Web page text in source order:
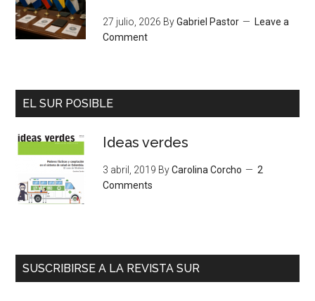
27 julio, 2026 ByGabriel Pastor
Leave a
Comment
EL SUR POSIBLE
Ideas verdes
3 abril, 2019 ByCarolina Corcho
2
Comments
SUSCRIBIRSE A LA REVISTA SUR